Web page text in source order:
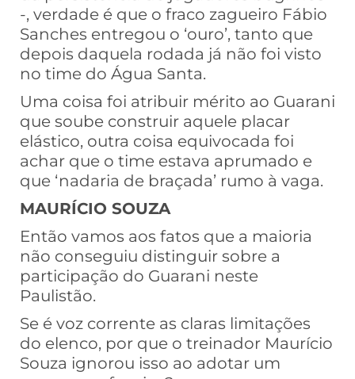
-, verdade é que o fraco zagueiro Fábio
Sanches entregou o ‘ouro’, tanto que
depois daquela rodada já não foi visto
no time do Água Santa.
Uma coisa foi atribuir mérito ao Guarani
que soube construir aquele placar
elástico, outra coisa equivocada foi
achar que o time estava aprumado e
que ‘nadaria de braçada’ rumo à vaga.
MAURÍCIO SOUZA
Então vamos aos fatos que a maioria
não conseguiu distinguir sobre a
participação do Guarani neste
Paulistão.
Se é voz corrente as claras limitações
do elenco, por que o treinador Maurício
Souza ignorou isso ao adotar um